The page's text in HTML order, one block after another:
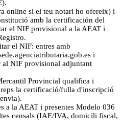
online si el teu notari ho ofereix) i
amb la certificación del
el NIF provisional a la AEAT i
el NIF: entres amb
i
al NIF provisional adjuntant
Provincial qualifica i
la certificació/fulla d'inscripció
a la AEAT i presentes Modelo 036
censals (IAE/IVA, domicili fiscal,